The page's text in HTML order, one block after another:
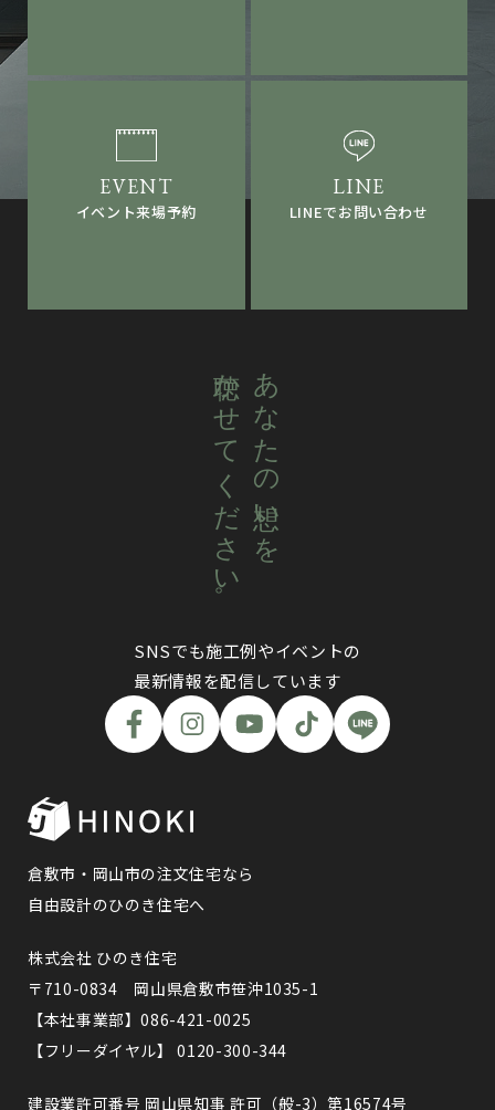
イベント来場予約 LINEでお問い合わせ
あなたの想いを
聴かせてください。
SNSでも施工例やイベントの
最新情報を配信しています
倉敷市・岡山市の注文住宅なら
自由設計のひのき住宅へ
株式会社 ひのき住宅
〒710-0834 岡山県倉敷市笹沖1035-1
【本社事業部】086-421-0025
【フリーダイヤル】 0120-300-344
建設業許可番号 岡山県知事 許可（般-3）第16574号